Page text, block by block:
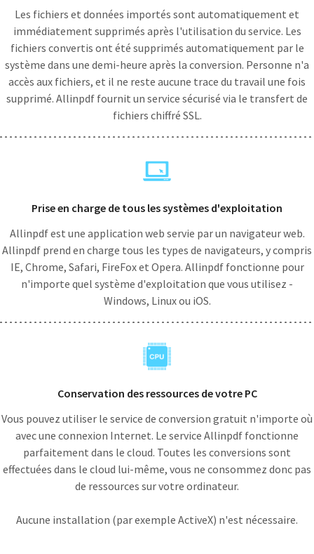
Les fichiers et données importés sont automatiquement et
immédiatement supprimés après l'utilisation du service. Les
fichiers convertis ont été supprimés automatiquement par le
système dans une demi-heure après la conversion. Personne n'a
accès aux fichiers, et il ne reste aucune trace du travail une fois
supprimé. Allinpdf fournit un service sécurisé via le transfert de
fichiers chiffré SSL.
Prise en charge de tous les systèmes d'exploitation
Allinpdf est une application web servie par un navigateur web.
Allinpdf prend en charge tous les types de navigateurs, y compris
IE, Chrome, Safari, FireFox et Opera. Allinpdf fonctionne pour
n'importe quel système d'exploitation que vous utilisez -
Windows, Linux ou iOS.
Conservation des ressources de votre PC
Vous pouvez utiliser le service de conversion gratuit n'importe où
avec une connexion Internet. Le service Allinpdf fonctionne
parfaitement dans le cloud. Toutes les conversions sont
effectuées dans le cloud lui-même, vous ne consommez donc pas
de ressources sur votre ordinateur.
Aucune installation (par exemple ActiveX) n'est nécessaire.